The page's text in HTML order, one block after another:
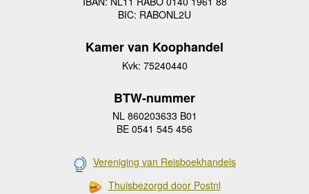
BIC: RABONL2U
Kamer van Koophandel
Kvk: 75240440
BTW-nummer
NL 860203633 B01
BE 0541 545 456
Vereniging van Reisboekhandels
Thuisbezorgd door Postnl